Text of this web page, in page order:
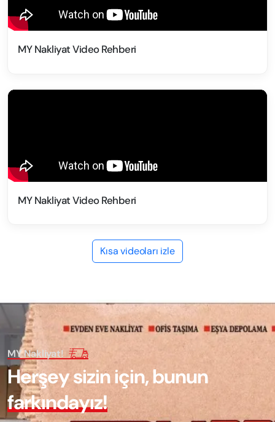
MY Nakliyat Video Rehberi
MY Nakliyat Video Rehberi
Kısa videoları izle
MY Nakliyat!
Herşeysiziniçin,bunun
farkındayız!